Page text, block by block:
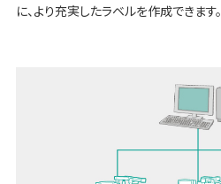
に、より充実したラベルを作成できます。